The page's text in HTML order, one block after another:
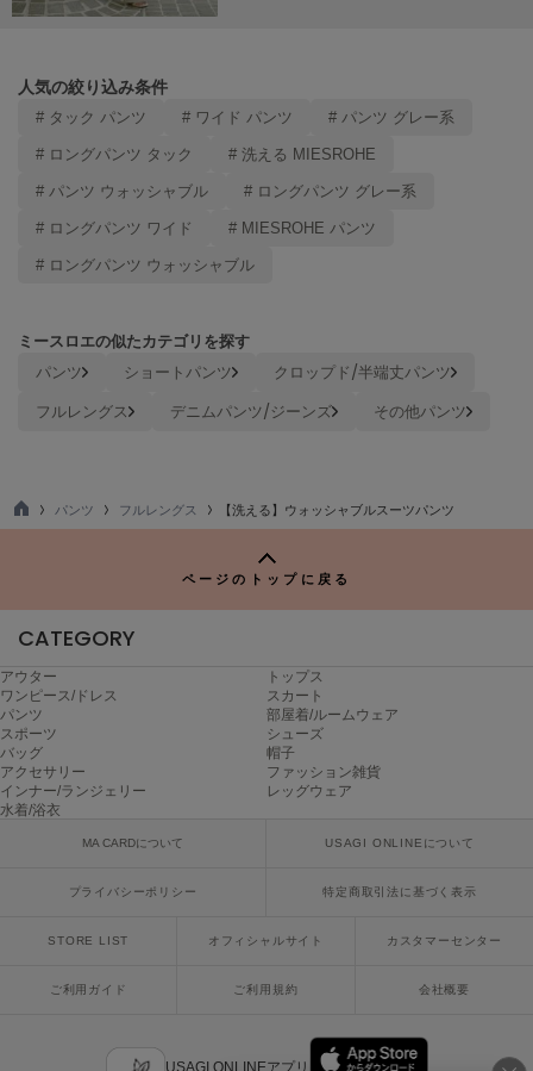
リリーブラウンランジェリー
リトルユニオン トウキョウ
MICHU COQUETTE
ミチュ コケット
MIESROHE
ミーエスミーム
モワージュ
MUCHA
ミュシャ
NEW Balance
ニューバランス
ナイキ
NOWNS
人気の絞り込み条件
# タック パンツ # ワイド パンツ # パンツ グレー系
# ロングパンツ タック # 洗える MIESROHE
# パンツ ウォッシャブル # ロングパンツ グレー系
# ロングパンツ ワイド # MIESROHE パンツ
# ロングパンツ ウォッシャブル
ミースロエの似たカテゴリを探す
パンツ ショートパンツ
クロップド/半端丈パンツ
フルレングス
デニムパンツ/ジーンズ その他パンツ
TO
パンツ フルレングス 【洗える】ウォッシャブルスーツパンツ
ページのトップに戻る
CATEGORY
アウター
トップス
ワンピース/ドレス
スカート
パンツ
部屋着/ルームウェア
スポーツ
シューズ
バッグ
帽子
アクセサリー
ファッション雑貨
インナー/ランジェリー
レッグウェア
水着/浴衣
MA CARDについて USAGI ONLINEについて
プライバシーポリシー 特定商取引法に基づく表示
STORE LIST オフィシャルサイト カスタマーセンター
ご利用ガイド ご利用規約 会社概要
USAGI ONLINEアプリ